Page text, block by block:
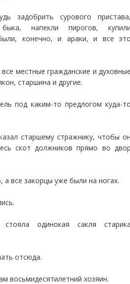
задобрить сурового
напекли пирогов,
конечно, и араки, и все
местные гражданские и
старшина и другие.
под каким-то предлогом куда-
старшему стражнику, чтобы
скот должников прямо во
все закорцы уже были на ногах.
одинокая сакля
отсюда.
восьмидесятилетний хозяин.